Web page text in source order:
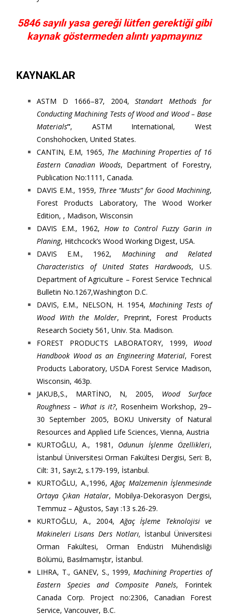
5846 sayılı yasa gereği lütfen gerektiği gibi
kaynak göstermeden alıntı yapmayınız
KAYNAKLAR
ASTM D 1666–87, 2004,Standart Methods for
Conducting Machining Tests of Wood and Wood – Base
Materials”, ASTM International, West
Conshohocken, United States.
CANTIN, E.M, 1965, The Machining Properties of 16
Eastern Canadian Woods, Department of Forestry,
Publication No:1111, Canada.
DAVIS E.M., 1959, Three “Musts” for Good Machining,
Forest Products Laboratory, The Wood Worker
Edition, , Madison, Wisconsin
DAVIS E.M., 1962, How to Control Fuzzy Garin in
Planing, Hitchcock’s Wood Working Digest, USA.
DAVIS E.M., 1962, Machining and Related
Characteristics of United States Hardwoods, U.S.
Department of Agriculture – Forest Service Technical
Bulletin No.1267,Washington D.C.
DAVIS, E.M., NELSON, H. 1954,Machining Tests of
Wood With the Molder, Preprint, Forest Products
Research Society 561, Univ. Sta. Madison.
FOREST PRODUCTS LABORATORY, 1999, Wood
Handbook Wood as an Engineering Material, Forest
Products Laboratory, USDA Forest Service Madison,
Wisconsin, 463p.
JAKUB,S., MARTİNO, N, 2005, Wood Surface
Roughness – What is it?, Rosenheim Workshop, 29–
30 September 2005, BOKU University of Natural
Resources and Applied Life Sciences, Vienna, Austria
KURTOĞLU, A., 1981, Odunun İşlenme Özellikleri,
İstanbul Üniversitesi Orman Fakültesi Dergisi, Seri: B,
Cilt: 31, Sayı:2, s.179-199, İstanbul.
KURTOĞLU, A.,1996,Ağaç Malzemenin İşlenmesinde
Ortaya Çıkan Hatalar, Mobilya-Dekorasyon Dergisi,
Temmuz – Ağustos, Sayı :13 s.26-29.
KURTOĞLU, A., 2004,Ağaç İşleme Teknolojisi ve
Makineleri Lisans Ders Notları, İstanbul Üniversitesi
Orman Fakültesi, Orman Endüstri Mühendisliği
Bölümü, Basılmamıştır, İstanbul.
LIHRA, T., GANEV, S., 1999,Machining Properties of
Eastern Species and Composite Panels, Forintek
Canada Corp. Project no:2306, Canadian Forest
Service, Vancouver, B.C.